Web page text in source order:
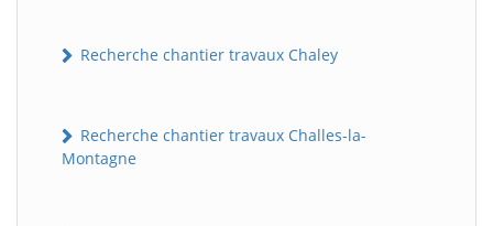
Recherche chantier travaux Chaley
Recherche chantier travaux Challes-la-
Montagne